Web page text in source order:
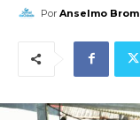
Por Anselmo